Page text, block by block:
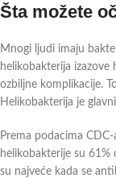
Šta možete
Mnogi ljudi imaju
helikobakterija
ozbiljne komplikacije.
Helikobakterija je
Prema podacima
helikobakterije su
su najveće kada se